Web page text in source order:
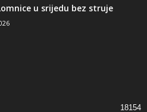
u srijedu bez struje
18154